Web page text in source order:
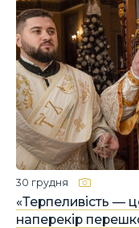
«Терпеливість —
наперекір
30 грудня